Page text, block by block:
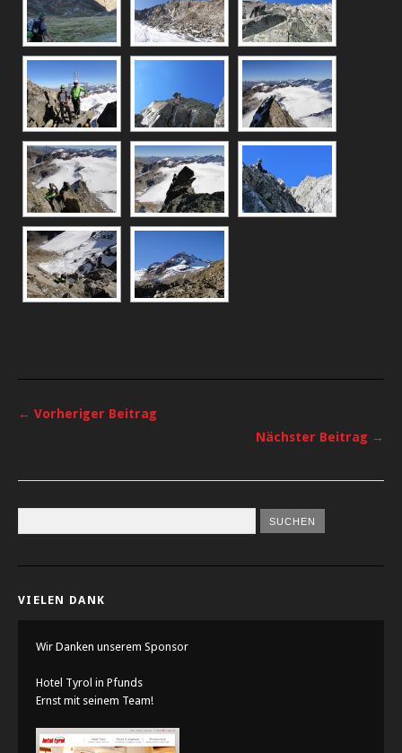
← Vorheriger Beitrag
Nächster Beitrag →
VIELEN DANK
Wir Danken unserem Sponsor
Hotel Tyrol in Pfunds
Ernst mit seinem Team!